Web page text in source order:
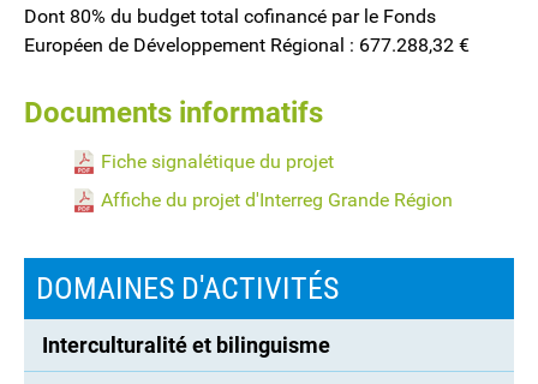
Dont 80% du budget total cofinancé par le Fonds
Européen de Développement Régional : 677.288,32 €
Documents informatifs
Fiche signalétique du projet
Affiche du projet d'Interreg Grande Région
DOMAINES D'ACTIVITÉS
Interculturalité et bilinguisme